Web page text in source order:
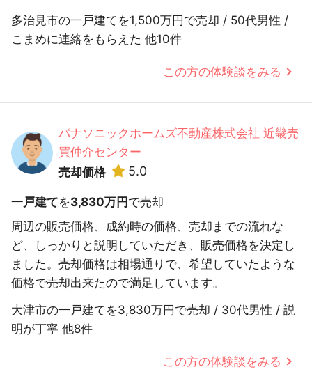
多治見市の一戸建てを1,500万円で売却 / 50代男性 /
こまめに連絡をもらえた 他10件
この方の体験談をみる
パナソニックホームズ不動産株式会社 近畿売
買仲介センター
売却価格
5.0
一戸建てを3,830万円 で売却
周辺の販売価格、成約時の価格、売却までの流れな
ど、しっかりと説明していただき、販売価格を決定し
ました。売却価格は相場通りで、希望していたような
価格で売却出来たので満足しています。
大津市の一戸建てを3,830万円で売却 / 30代男性 / 説
明が丁寧 他8件
この方の体験談をみる